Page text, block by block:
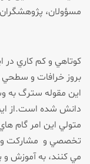
مسؤولان،
كوتاهي و كم كاري
بروز خرافات و
اين مقوله سترگ به
دانش شده است.از
متولي اين امر گام
تخصصي و مشاركت و
مي كنند، به آموزش